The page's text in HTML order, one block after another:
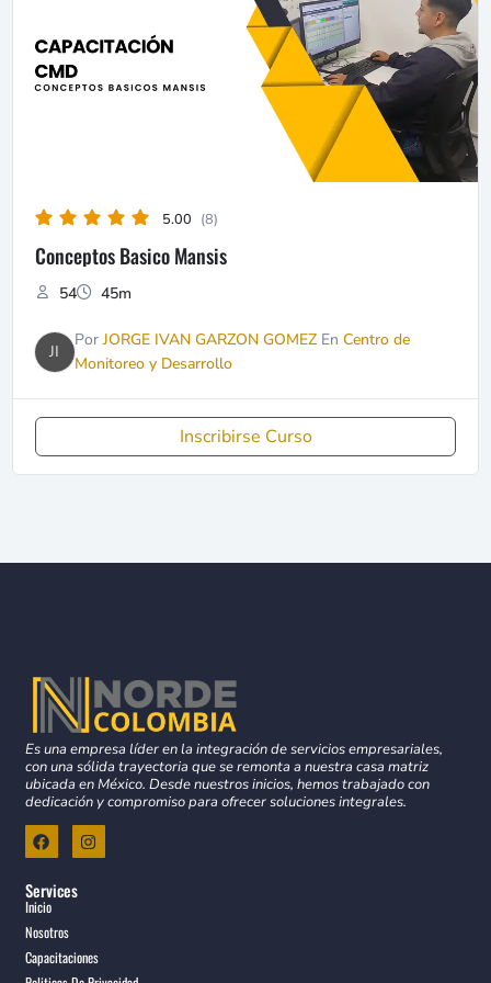
5.00 (8)
Conceptos Basico Mansis
54 45m
JI
PorJORGE IVAN GARZON GOMEZEn Centro de
Monitoreo y Desarrollo
Inscribirse Curso
Es una empresa líder en la integración de servicios empresariales,
con una sólida trayectoria que se remonta a nuestra casa matriz
ubicada en México. Desde nuestros inicios, hemos trabajado con
dedicación y compromiso para ofrecer soluciones integrales.
F
a
c
b
o
o
I
n
s
m
Services
Inicio
Nosotros
Capacitaciones